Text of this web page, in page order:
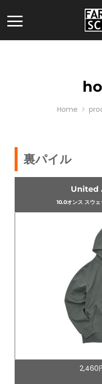
Home
裏パイル
United
10.0オンス スウ
2,460